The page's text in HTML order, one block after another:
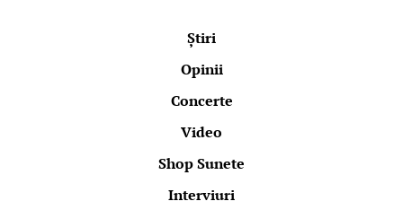
Știri
Opinii
Concerte
Video
Shop Sunete
Interviuri